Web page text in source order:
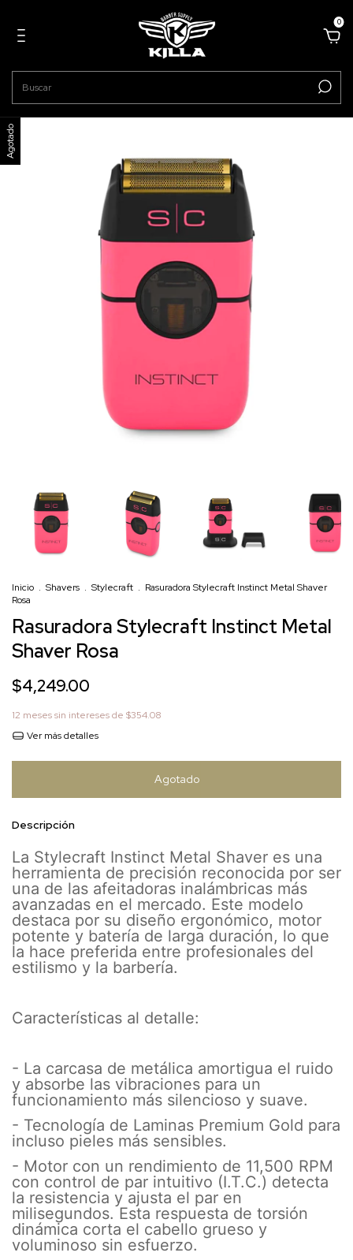
0
Agotado
Inicio . Shavers . Stylecraft . Rasuradora Stylecraft Instinct Metal Shaver
Rosa
Rasuradora Stylecraft Instinct Metal
Shaver Rosa
$4,249.00
12 meses sin intereses de $354.08
Ver más detalles
Descripción
La Stylecraft Instinct Metal Shaver es una
herramienta de precisión reconocida por ser
una de las afeitadoras inalámbricas más
avanzadas en el mercado. Este modelo
destaca por su diseño ergonómico, motor
potente y batería de larga duración, lo que
la hace preferida entre profesionales del
estilismo y la barbería.
Características al detalle:
- La carcasa de metálica amortigua el ruido
y absorbe las vibraciones para un
funcionamiento más silencioso y suave.
- Tecnología de Laminas Premium Gold para
incluso pieles más sensibles.
- Motor con un rendimiento de 11,500 RPM
con control de par intuitivo (I.T.C.) detecta
la resistencia y ajusta el par en
milisegundos. Esta respuesta de torsión
dinámica corta el cabello grueso y
voluminoso sin esfuerzo.